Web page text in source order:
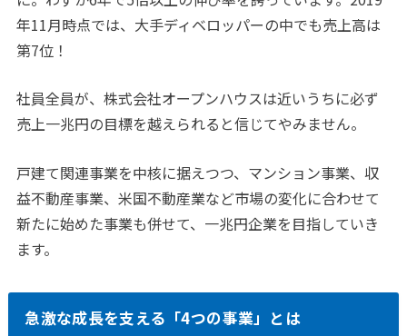
年11月時点では、大手ディベロッパーの中でも売上高は
第7位！
社員全員が、株式会社オープンハウスは近いうちに必ず
売上一兆円の目標を越えられると信じてやみません。
戸建て関連事業を中核に据えつつ、マンション事業、収
益不動産事業、米国不動産業など市場の変化に合わせて
新たに始めた事業も併せて、一兆円企業を目指していき
ます。
急激な成長を支える「4つの事業」とは